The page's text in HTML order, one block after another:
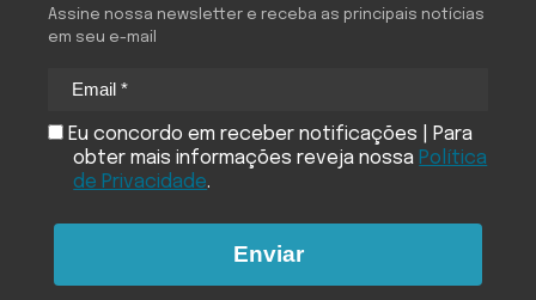
Assine nossa newsletter e receba as principais notícias
em seu e-mail
Eu concordo em receber notificações | Para
obter mais informações reveja nossa Política
de Privacidade.
Enviar